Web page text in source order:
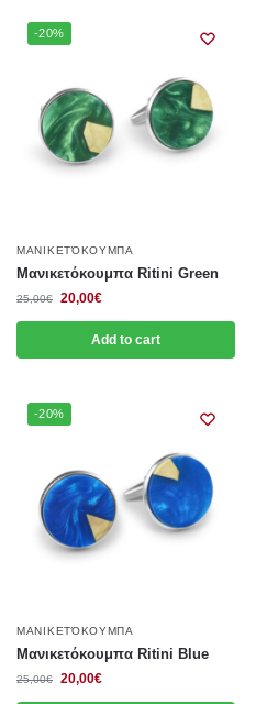
-20%
ΜΑΝΙΚΕΤΌΚΟΥΜΠΑ
Μανικετόκουμπα Ritini Green
25,00€ 20,00€
Add to cart
-20%
ΜΑΝΙΚΕΤΌΚΟΥΜΠΑ
Μανικετόκουμπα Ritini Blue
25,00€ 20,00€